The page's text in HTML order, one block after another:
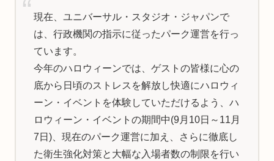
現在、ユニバーサル・スタジオ・ジャパンで
は、行政機関の指示に従ったパーク運営を行っ
ています。
今年のハロウィーンでは、ゲストの皆様に心の
底から日頃のストレスを解放し快適にハロウィ
ーン・イベントを体験していただけるよう、ハ
ロウィーン・イベントの期間中(9月10日～11月
7日)、現在のパーク運営に加え、さらに徹底し
た衛生強化対策と大幅な入場者数の制限を行い